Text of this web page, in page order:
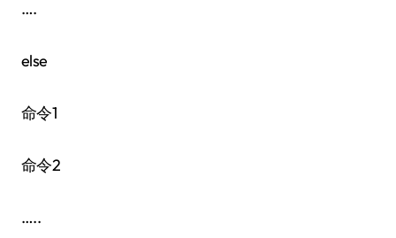
….
else
命令1
命令2
…..